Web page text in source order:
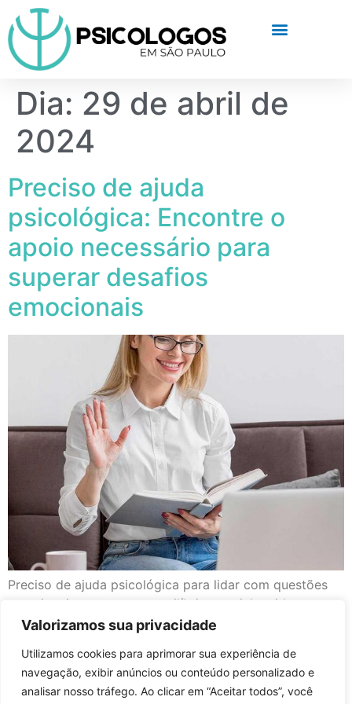
Valorizamos sua privacidade
Utilizamos cookies para aprimorar sua experiência de
navegação, exibir anúncios ou conteúdo personalizado e
analisar nosso tráfego. Ao clicar em “Aceitar todos”, você
Dia: 29 de abril de
2024
Preciso de ajuda
psicológica: Encontre o
apoio necessário para
superar desafios
emocionais
Preciso de ajuda psicológica para lidar com questões
emocionais e encontrar equilíbrio na minha vida.